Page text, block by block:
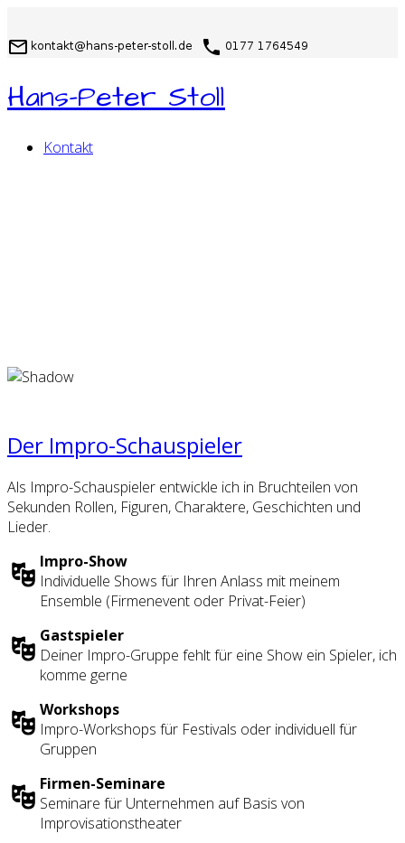
Hans-Peter Stoll
Kontakt
Der Impro-Schauspieler
Als Impro-Schauspieler entwickle ich in Bruchteilen von
Sekunden Rollen, Figuren, Charaktere, Geschichten und
Lieder.
Impro-Show
Individuelle Shows für Ihren Anlass mit meinem
Ensemble (Firmenevent oder Privat-Feier)
Gastspieler
Deiner Impro-Gruppe fehlt für eine Show ein Spieler, ich
komme gerne
Workshops
Impro-Workshops für Festivals oder individuell für
Gruppen
Firmen-Seminare
Seminare für Unternehmen auf Basis von
Improvisationstheater